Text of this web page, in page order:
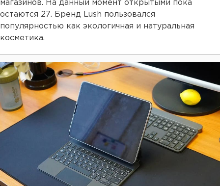
магазинов. На данный момент открытыми пока
остаются 27. Бренд Lush пользовался
популярностью как экологичная и натуральная
косметика.